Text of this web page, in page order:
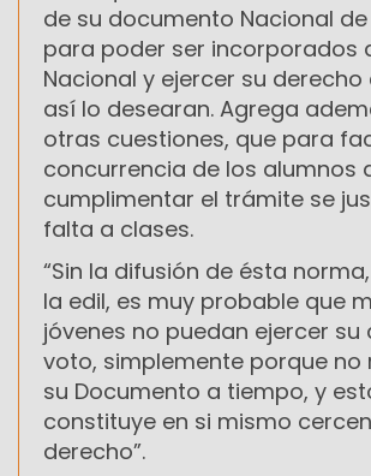
de su documento Nacional
para poder ser incorporados
Nacional y ejercer su derecho
así lo desearan. Agrega
otras cuestiones, que para
concurrencia de los alumnos
cumplimentar el trámite se
falta a clases.
“Sin la difusión de ésta
la edil, es muy probable que
jóvenes no puedan ejercer su
voto, simplemente porque no
su Documento a tiempo, y
constituye en si mismo
derecho”.